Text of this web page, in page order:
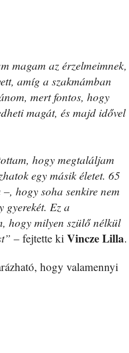
magam az érzelmeimnek,
amíg a szakmámban
mert fontos, hogy
magát, és majd idővel
hogy megtaláljam
egy másik életet. 65
hogy soha senkire nem
gyerekét. Ez a
hogy milyen szülő nélkül
– fejtette ki Vincze Lilla.
hogy valamennyi